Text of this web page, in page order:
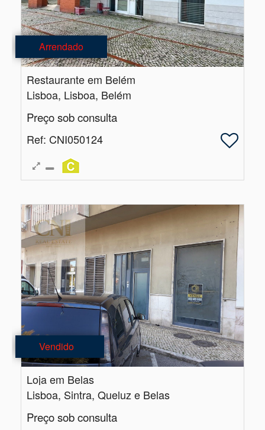
Arrendado
Restaurante em Belém
Lisboa, Lisboa, Belém
Preço sob consulta
Ref: CNI050124
Vendido
Loja em Belas
Lisboa, Sintra, Queluz e Belas
Preço sob consulta